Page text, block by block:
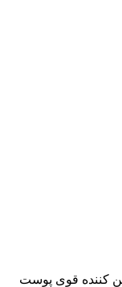
کننده قوی پوست